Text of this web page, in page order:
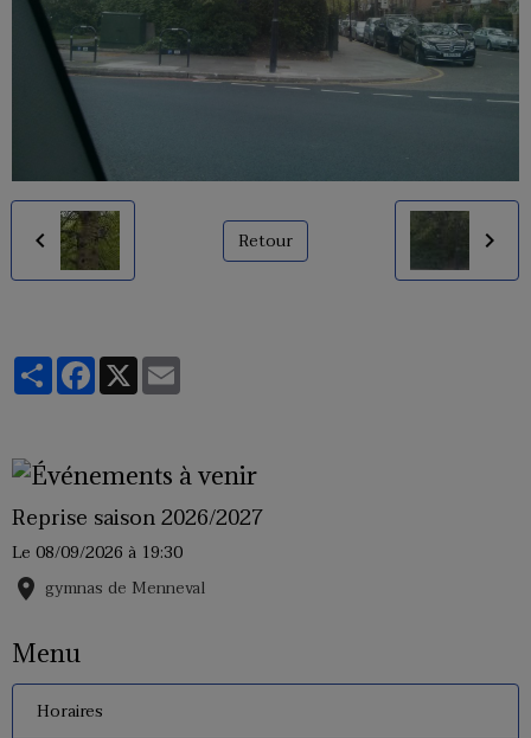
Retour
PartagerFacebook
X
Reprise saison 2026/2027
Le 08/09/2026 à 19:30
gymnas de Menneval
Menu
Horaires